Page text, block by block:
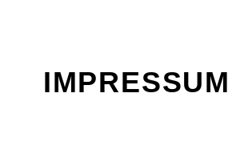
IMPRESSUM